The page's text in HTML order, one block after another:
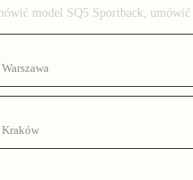
model SQ5 Sportback,
Warszawa
Kraków